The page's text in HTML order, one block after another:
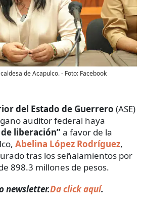
de Acapulco.- Foto: Facebook
del Estado de Guerrero (ASE)
auditor federal haya
liberación”a favor de la
Abelina López Rodríguez,
tras los señalamientos por
898.3 millones de pesos.
newsletter.Da click aquí.